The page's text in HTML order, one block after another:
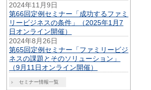
2024年11月9日
第66回定例セミナー「成功するファミ
リービジネスの条件」（2025年1月7
日オンライン開催）
2024年8月26日
第65回定例セミナー「ファミリービジ
ネスの課題とそのソリューション」
（9月11日オンライン開催）
セミナー情報一覧